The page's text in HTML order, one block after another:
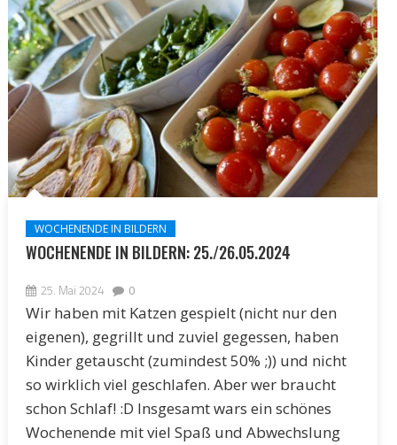
WOCHENENDE IN BILDERN
WOCHENENDE IN BILDERN: 25./26.05.2024
25. Mai 2024 0
Wir haben mit Katzen gespielt (nicht nur den
eigenen), gegrillt und zuviel gegessen, haben
Kinder getauscht (zumindest 50% ;)) und nicht
so wirklich viel geschlafen. Aber wer braucht
schon Schlaf! :D Insgesamt wars ein schönes
Wochenende mit viel Spaß und Abwechslung